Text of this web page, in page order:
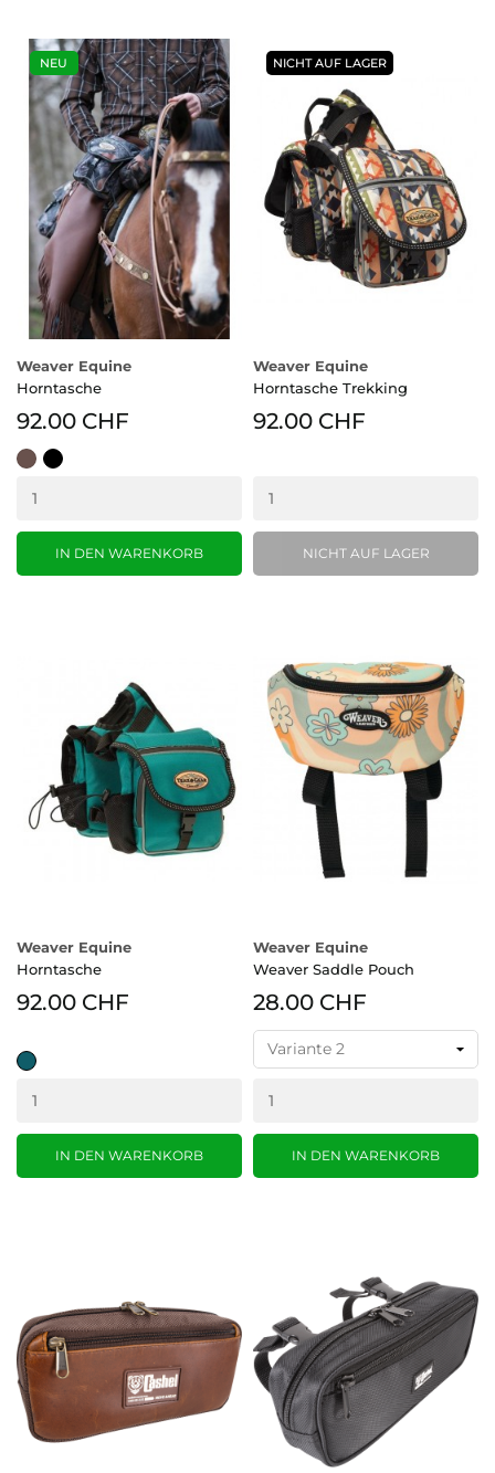
Weaver Equine
Horntasche
92.00 CHF
braunschwarz
IN DEN WARENKORB
NEU
Weaver Equine
Horntasche Trekking
92.00 CHF
NICHT AUF LAGER
NICHT AUF LAGER
Weaver Equine
Horntasche
92.00 CHF
Teal
IN DEN WARENKORB
Weaver Equine
Weaver Saddle Pouch
28.00 CHF
IN DEN WARENKORB